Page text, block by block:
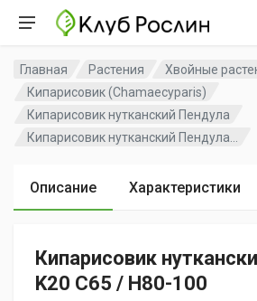
Главная Растения
Хвойные
Кипарисовик (Chamaecyparis)
Кипарисовик нутканский Пендула
Кипарисовик нутканский Пендула...
Описание Характеристики
Кипарисовик
K20 C65 / H80-100